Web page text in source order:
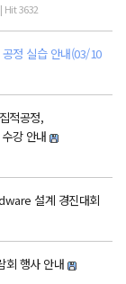
Hit 3632
정 실습 안내(03/10
적공정,
강 안내
설계 경진대회
회 행사 안내